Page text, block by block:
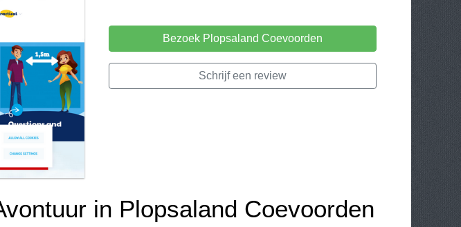
Bezoek Plopsaland Coevoorden
Schrijf een review
in Plopsaland Coevoorden